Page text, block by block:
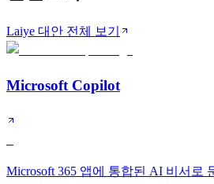
Laiye 대안 전체 보기
Microsoft Copilot
Microsoft 365 앱에 통합된 AI 비서로